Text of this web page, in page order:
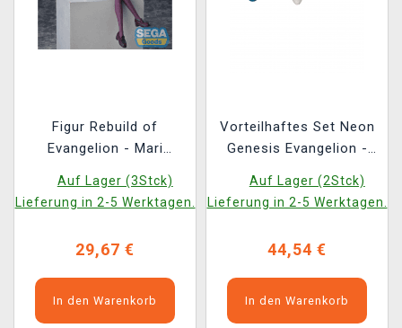
Figur Rebuild of
Evangelion - Mari
New Theatrical Edition
(Sega)
Auf Lager (3Stck)
Lieferung in 2-5 Werktagen.
29,67 €
In den Warenkorb
Vorteilhaftes Set Neon
Genesis Evangelion -
6th Angel (FuRyu)
Auf Lager (2Stck)
Lieferung in 2-5 Werktagen.
44,54 €
In den Warenkorb